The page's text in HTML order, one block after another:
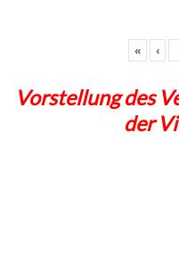
« ‹
Vorstellung des
der